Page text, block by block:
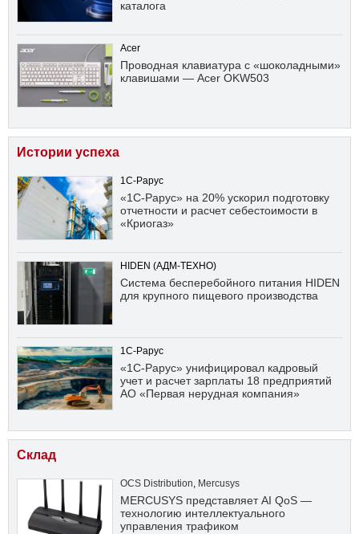
каталога
Acer
Проводная клавиатура с «шоколадными»
клавишами — Acer OKW503
Истории успеха
1С-Рарус
«1С-Рарус» на 20% ускорил подготовку
отчетности и расчет себестоимости в
«Криогаз»
HIDEN (АДМ-ТЕХНО)
Система бесперебойного питания HIDEN
для крупного пищевого производства
1С-Рарус
«1С-Рарус» унифицировал кадровый
учет и расчет зарплаты 18 предприятий
АО «Первая нерудная компания»
Склад
OCS Distribution, Mercusys
MERCUSYS представляет AI QoS —
технологию интеллектуального
управления трафиком